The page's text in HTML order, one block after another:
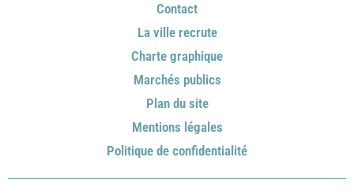
Contact
La ville recrute
Charte graphique
Marchés publics
Plan du site
Mentions légales
Politique de confidentialité